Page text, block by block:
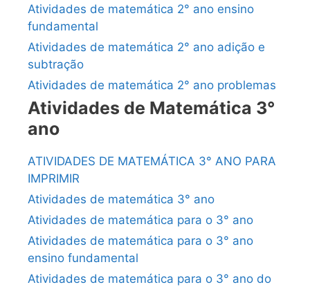
Atividades de matemática 2° ano ensino
fundamental
Atividades de matemática 2° ano adição e
subtração
Atividades de matemática 2° ano problemas
Atividades de Matemática 3°
ano
ATIVIDADES DE MATEMÁTICA 3° ANO PARA
IMPRIMIR
Atividades de matemática 3° ano
Atividades de matemática para o 3° ano
Atividades de matemática para o 3° ano
ensino fundamental
Atividades de matemática para o 3° ano do